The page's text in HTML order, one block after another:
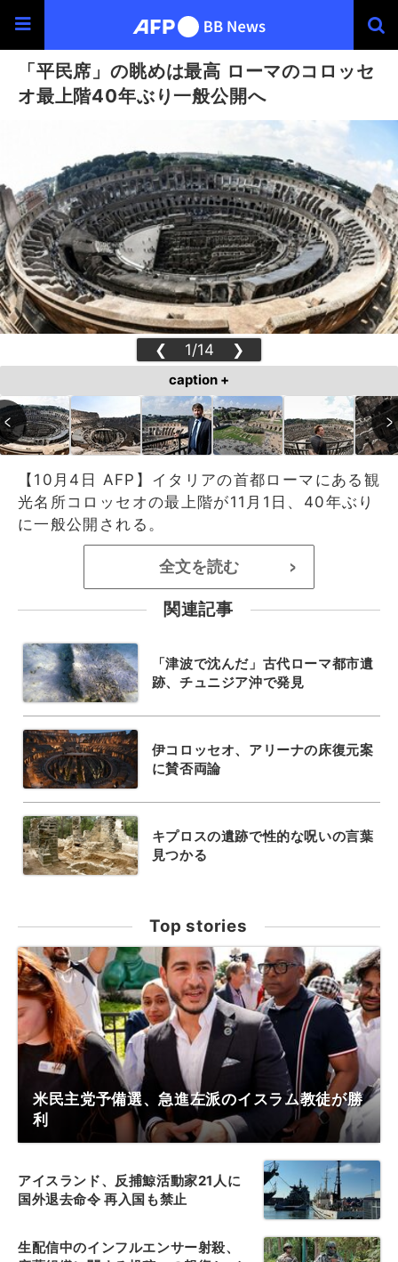
「平民席」の眺めは最高 ローマのコロッセ
オ最上階40年ぶり一般公開へ
❮ 1/14 ❯
caption +
【10月4日 AFP】イタリアの首都ローマにある観
光名所コロッセオの最上階が11月1日、40年ぶり
に一般公開される。
全文を読む >
関連記事
「津波で沈んだ」古代ローマ都市遺
跡、チュニジア沖で発見
伊コロッセオ、アリーナの床復元案
に賛否両論
キプロスの遺跡で性的な呪いの言葉
見つかる
Top stories
米民主党予備選、急進左派のイスラム教徒が勝
利
アイスランド、反捕鯨活動家21人に
国外退去命令 再入国も禁止
生配信中のインフルエンサー射殺、